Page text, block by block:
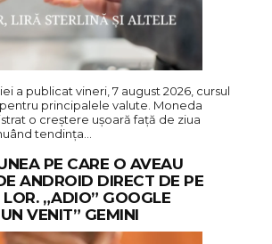
a publicat vineri, 7 august 2026, cursul
principalele valute. Moneda
o creștere ușoară față de ziua
tendința…
PE CARE O AVEAU
ANDROID DIRECT DE PE
„ADIO” GOOGLE
VENIT” GEMINI